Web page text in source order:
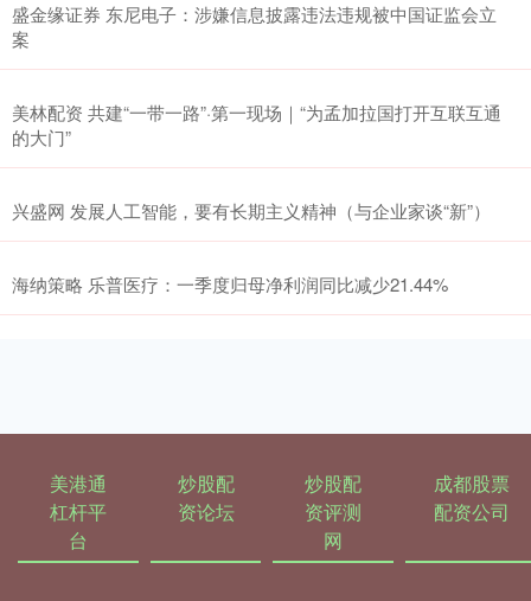
盛金缘证券 东尼电子：涉嫌信息披露违法违规被中国证监会立
案
美林配资 共建“一带一路”·第一现场｜“为孟加拉国打开互联互通
的大门”
兴盛网 发展人工智能，要有长期主义精神（与企业家谈“新”）
海纳策略 乐普医疗：一季度归母净利润同比减少21.44%
美港通
杠杆平
台
炒股配
资论坛
炒股配
资评测
网
成都股票
配资公司